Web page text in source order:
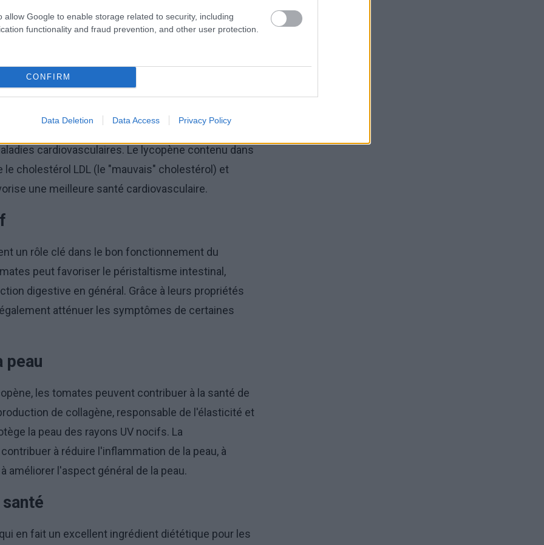
allow Google to enable storage related to security, including
functionality and fraud prevention, and other user protection.
CONFIRM
Data Deletion Data Access Privacy Policy
la prostate et le cancer du poumon. En outre, les
et les concentrés, ont une teneur en lycopène
sur la santé du cœur et le système
les tomates aide à réguler la tension artérielle, ce
cardiovasculaires. Le lycopène contenu dans
cholestérol LDL (le "mauvais" cholestérol) et
une meilleure santé cardiovasculaire.
un rôle clé dans le bon fonctionnement du
peut favoriser le péristaltisme intestinal,
digestive en général. Grâce à leurs propriétés
atténuer les symptômes de certaines
peau
les tomates peuvent contribuer à la santé de
de collagène, responsable de l'élasticité et
la peau des rayons UV nocifs. La
à réduire l'inflammation de la peau, à
améliorer l'aspect général de la peau.
en fait un excellent ingrédient diététique pour les